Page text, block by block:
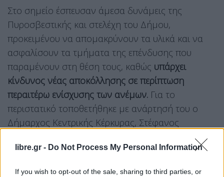
libre.gr - Do Not Process My Personal Information
If you wish to opt-out of the sale, sharing to third parties, or
Στο σημείο έσπευσαν άμεσα δυνάμεις της
Πυροσβεστικής και στελέχη του Δήμου,
προκειμένου να απομακρύνουν τα υλικά και να
ασφαλίσουν τα τμήματα της επένδυσης που
παραμένουν στη θέση τους, καθώς υπάρχει
κίνδυνος νέας αποκόλλησης σε περίπτωση
περαιτέρω ενίσχυσης των ανέμων. Για το
περιστατικό τοποθετήθηκε με ανάρτησή του ο
Δήμαρχος Κεντρικής Κέρκυρας, Στέφανος
Πουλημένος, κάνοντας λόγο για ένα νέο σοβαρό
πρόβλημα στην υπερκατασκευή της οροφής του